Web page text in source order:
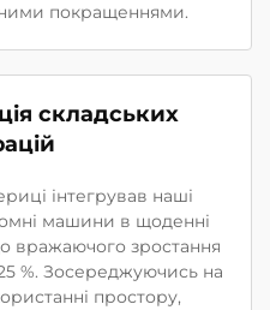
покращеннями.
складських
інтегрував наші
машини в щоденні
вражаючого зростання
%. Зосереджуючись на
простору,